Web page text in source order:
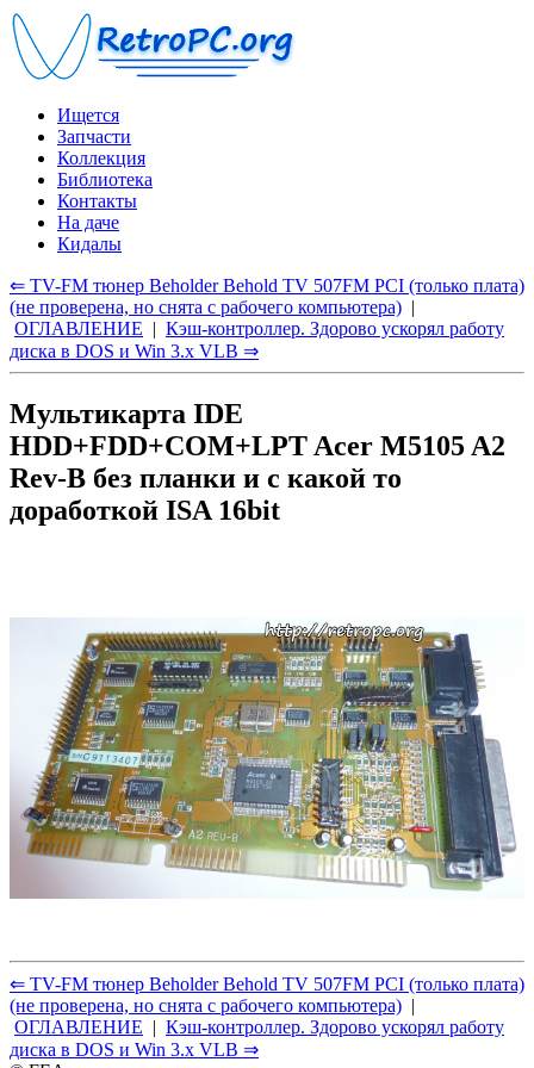
Ищется
Запчасти
Коллекция
Библиотека
Контакты
На даче
Кидалы
⇐ TV-FM тюнер Beholder Behold TV 507FM PCI (только плата)
(не проверена, но снята с рабочего компьютера) |
ОГЛАВЛЕНИЕ | Кэш-контроллер. Здорово ускорял работу
диска в DOS и Win 3.x VLB ⇒
Мультикарта IDE
HDD+FDD+COM+LPT Acer M5105 A2
Rev-B без планки и с какой то
доработкой ISA 16bit
⇐ TV-FM тюнер Beholder Behold TV 507FM PCI (только плата)
(не проверена, но снята с рабочего компьютера) |
ОГЛАВЛЕНИЕ | Кэш-контроллер. Здорово ускорял работу
диска в DOS и Win 3.x VLB ⇒